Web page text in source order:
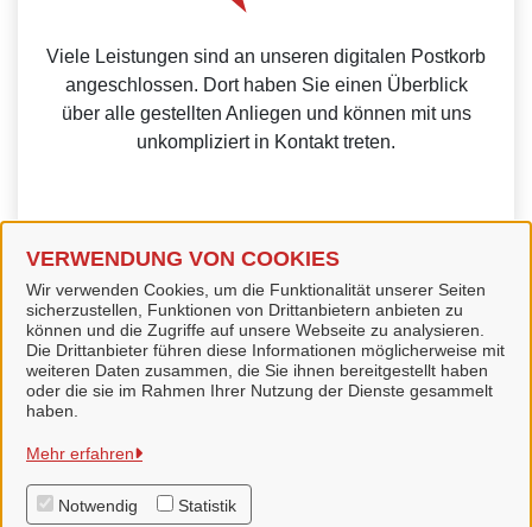
VERWENDUNG VON COOKIES
Wir verwenden Cookies, um die Funktionalität unserer Seiten
sicherzustellen, Funktionen von Drittanbietern anbieten zu
können und die Zugriffe auf unsere Webseite zu analysieren.
Die Drittanbieter führen diese Informationen möglicherweise mit
weiteren Daten zusammen, die Sie ihnen bereitgestellt haben
oder die sie im Rahmen Ihrer Nutzung der Dienste gesammelt
haben.
Mehr erfahren
Notwendig Statistik
Viele Leistungen sind an unseren digitalen Postkorb
angeschlossen. Dort haben Sie einen Überblick
über alle gestellten Anliegen und können mit uns
unkompliziert in Kontakt treten.
Weitere Informationen zur BundID finden Sie auf der
FAQ-Seite des Bundes.
Gemeinde Lamspringe
Alle Rechte vorbehalten